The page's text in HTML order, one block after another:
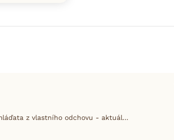
z vlastního odchovu - aktuál...